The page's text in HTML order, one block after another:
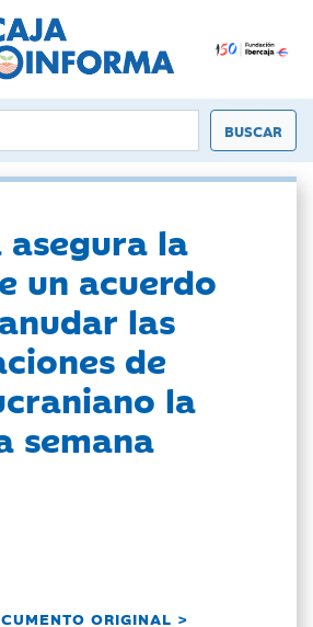
asegura la
un acuerdo
las
de
la
semana
ORIGINAL >